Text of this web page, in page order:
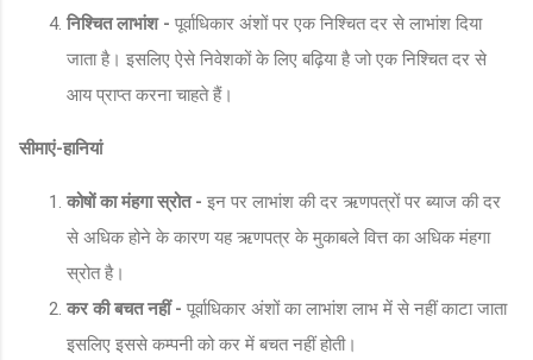
निश्चित लाभांश - पूर्वाधिकार अंशों पर एक निश्चित दर से लाभांश दिया
जाता है। इसलिए ऐसे निवेशकों के लिए बढ़िया है जो एक निश्चित दर से
आय प्राप्त करना चाहते हैं।
सीमाएं-हानियां
कोषों का मंहगा स्रोत - इन पर लाभांश की दर ऋणपत्रों पर ब्याज की दर
से अधिक होने के कारण यह ऋणपत्र के मुकाबले वित्त का अधिक मंहगा
स्रोत है।
कर की बचत नहीं - पूर्वाधिकार अंशों का लाभांश लाभ में से नहीं काटा जाता
इसलिए इससे कम्पनी को कर में बचत नहीं होती।